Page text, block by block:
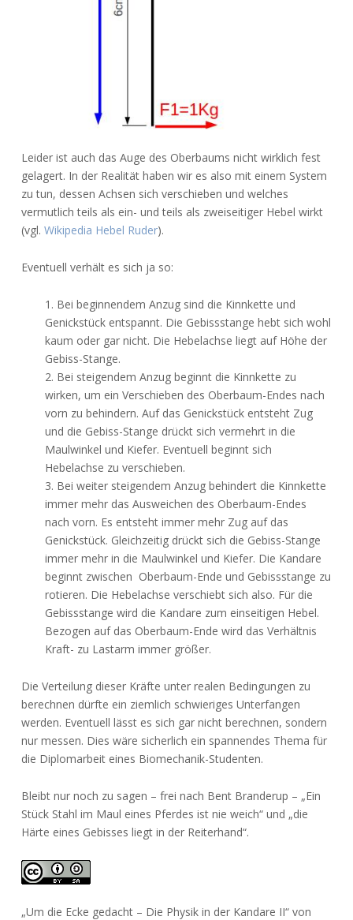
Leider ist auch das Auge des Oberbaums nicht wirklich fest
gelagert. In der Realität haben wir es also mit einem System
zu tun, dessen Achsen sich verschieben und welches
vermutlich teils als ein- und teils als zweiseitiger Hebel wirkt
(vgl. Wikipedia Hebel Ruder).
Eventuell verhält es sich ja so:
1. Bei beginnendem Anzug sind die Kinnkette und
Genickstück entspannt. Die Gebissstange hebt sich wohl
kaum oder gar nicht. Die Hebelachse liegt auf Höhe der
Gebiss-Stange.
2. Bei steigendem Anzug beginnt die Kinnkette zu
wirken, um ein Verschieben des Oberbaum-Endes nach
vorn zu behindern. Auf das Genickstück entsteht Zug
und die Gebiss-Stange drückt sich vermehrt in die
Maulwinkel und Kiefer. Eventuell beginnt sich
Hebelachse zu verschieben.
3. Bei weiter steigendem Anzug behindert die Kinnkette
immer mehr das Ausweichen des Oberbaum-Endes
nach vorn. Es entsteht immer mehr Zug auf das
Genickstück. Gleichzeitig drückt sich die Gebiss-Stange
immer mehr in die Maulwinkel und Kiefer. Die Kandare
beginnt zwischen Oberbaum-Ende und Gebissstange zu
rotieren. Die Hebelachse verschiebt sich also. Für die
Gebissstange wird die Kandare zum einseitigen Hebel.
Bezogen auf das Oberbaum-Ende wird das Verhältnis
Kraft- zu Lastarm immer größer.
Die Verteilung dieser Kräfte unter realen Bedingungen zu
berechnen dürfte ein ziemlich schwieriges Unterfangen
werden. Eventuell lässt es sich gar nicht berechnen, sondern
nur messen. Dies wäre sicherlich ein spannendes Thema für
die Diplomarbeit eines Biomechanik-Studenten.
Bleibt nur noch zu sagen – frei nach Bent Branderup – „Ein
Stück Stahl im Maul eines Pferdes ist nie weich“ und „die
Härte eines Gebisses liegt in der Reiterhand“.
„Um die Ecke gedacht – Die Physik in der Kandare II“ von